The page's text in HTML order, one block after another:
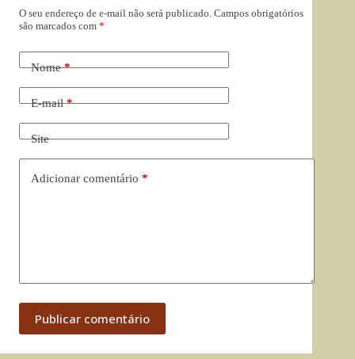
O seu endereço de e-mail não será publicado. Campos obrigatórios
são marcados com *
Nome*
E-mail*
Site
Adicionar comentário *
Publicar comentário